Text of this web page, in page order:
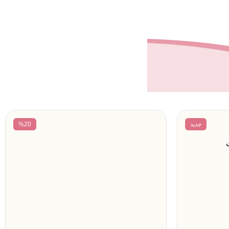
جدید %20